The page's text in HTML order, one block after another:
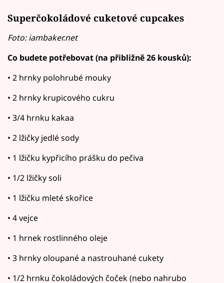
Superčokoládové cuketové cupcakes
Foto: iambaker.net
Co budete potřebovat (na přibližně 26 kousků):
• 2 hrnky polohrubé mouky
• 2 hrnky krupicového cukru
• 3/4 hrnku kakaa
• 2 lžičky jedlé sody
• 1 lžičku kypřicího prášku do pečiva
• 1/2 lžičky soli
• 1 lžičku mleté skořice
• 4 vejce
• 1 hrnek rostlinného oleje
• 3 hrnky oloupané a nastrouhané cukety
• 1/2 hrnku čokoládových čoček (nebo nahrubo